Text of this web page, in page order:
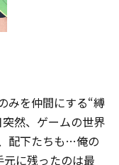
みを仲間にする“縛
然、ゲームの世界
配下たちも…俺の
元に残ったのは最